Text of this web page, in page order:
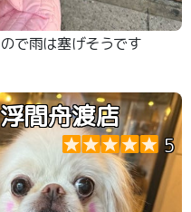
で雨は塞げそうです
間舟渡店
5